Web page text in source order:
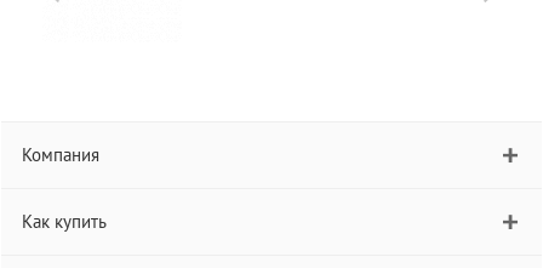
Компания
Как купить